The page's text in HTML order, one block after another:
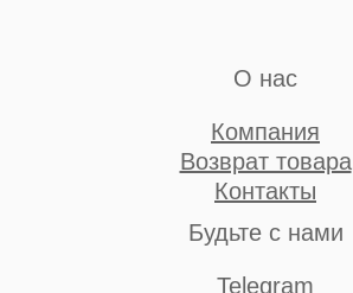
О нас
Компания
Возврат товара
Контакты
Будьте с нами
Telegram